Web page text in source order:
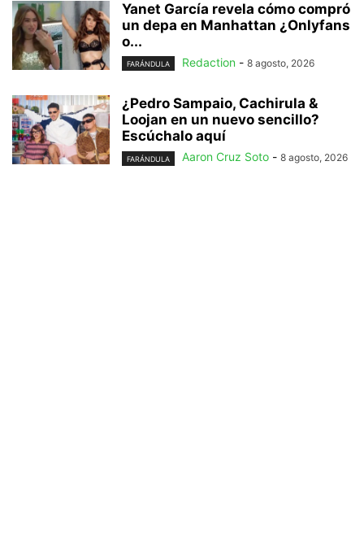
Yanet García revela cómo compró
un depa en Manhattan ¿Onlyfans
o...
FARÁNDULA Redaction - 8 agosto, 2026
¿Pedro Sampaio, Cachirula &
Loojan en un nuevo sencillo?
Escúchalo aquí
FARÁNDULA Aaron Cruz Soto - 8 agosto, 2026